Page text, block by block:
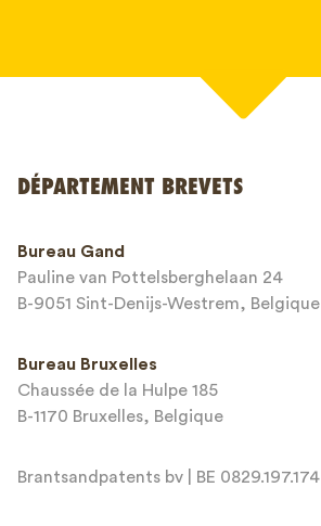
Adresse email*
Message*
DÉPARTEMENT BREVETS
Bureau Gand
Pauline van Pottelsberghelaan 24
B-9051 Sint-Denijs-Westrem, Belgique
Bureau Bruxelles
Chaussée de la Hulpe 185
B-1170 Bruxelles, Belgique
Brantsandpatents bv | BE 0829.197.174